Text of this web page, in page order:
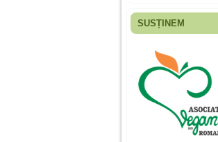
Fiica mea s-a
ani, privind in urma
realizez cat de multe
greseli am facut in
educatia si cresterea
ei, am fost o mama
egoista, preocupata
de implinirea
profesionala, cand
era mica am
SUSȚINEM